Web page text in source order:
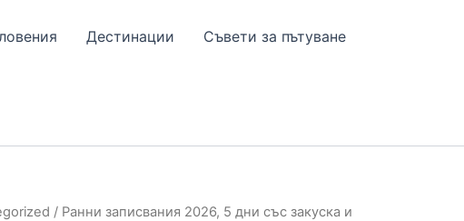
Дестинации Съвети за пътуване
/ Ранни записвания 2026, 5 дни със закуска и